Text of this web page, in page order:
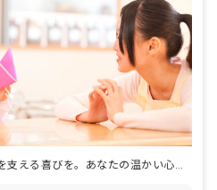
子どもたちの成長を支える喜びを。あなたの温かい心、ここで輝かせませんか？